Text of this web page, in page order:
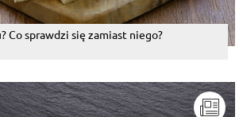
Co sprawdzi się zamiast niego?